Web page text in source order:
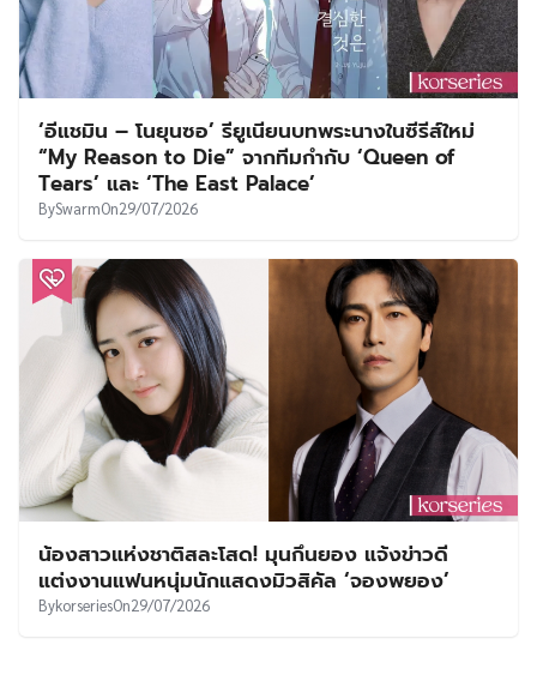
‘อีแชมิน – โนยุนซอ’ รียูเนียนบทพระนางในซีรีส์ใหม่
“My Reason to Die” จากทีมกำกับ ‘Queen of
Tears’ และ ‘The East Palace’
BySwarmOn29/07/2026
น้องสาวแห่งชาติสละโสด! มุนกึนยอง แจ้งข่าวดี
แต่งงานแฟนหนุ่มนักแสดงมิวสิคัล ‘จองพยอง’
BykorseriesOn29/07/2026